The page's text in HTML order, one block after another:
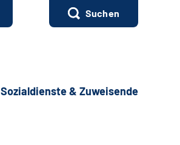
Suchen
Sozialdienste & Zuweisende